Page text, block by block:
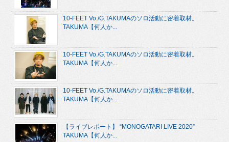
10-FEET Vo./G.TAKUMAのソロ活動に密着取材。
TAKUMA【何人か...
10-FEET Vo./G.TAKUMAのソロ活動に密着取材。
TAKUMA【何人か...
10-FEET Vo./G.TAKUMAのソロ活動に密着取材。
TAKUMA【何人か...
【ライブレポート】 “MONOGATARI LIVE 2020”
TAKUMA【何人か...